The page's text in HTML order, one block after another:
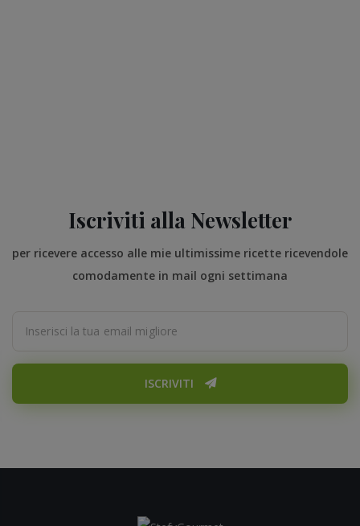
Iscriviti alla Newsletter
per ricevere accesso alle mie ultimissime ricette ricevendole
comodamente in mail ogni settimana
ISCRIVITI